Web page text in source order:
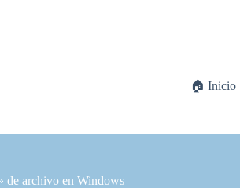
🏠 Inicio
de archivo en Windows